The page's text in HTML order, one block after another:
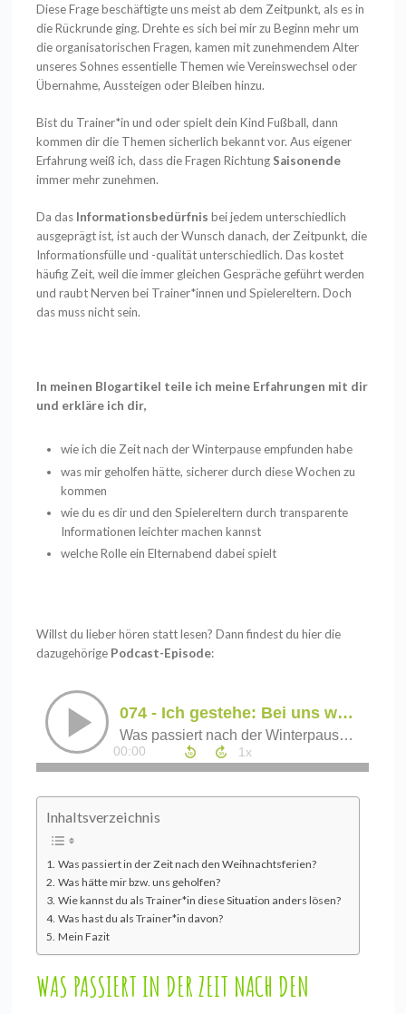
Diese Frage beschäftigte uns meist ab dem Zeitpunkt, als es in
die Rückrunde ging.Drehte es sich bei mir zu Beginn mehr um
die organisatorischen Fragen, kamen mit zunehmendem Alter
unseres Sohnes essentielle Themen wie Vereinswechsel oder
Übernahme, Aussteigen oder Bleiben hinzu.
Bist du Trainer*in und oder spielt dein Kind Fußball, dann
kommen dir die Themen sicherlich bekannt vor. Aus eigener
Erfahrung weiß ich, dass die Fragen Richtung Saisonende
immer mehr zunehmen.
Da das Informationsbedürfnis bei jedem unterschiedlich
ausgeprägt ist, ist auch der Wunsch danach, der Zeitpunkt, die
Informationsfülle und -qualität unterschiedlich. Das kostet
häufig Zeit, weil die immer gleichen Gespräche geführt werden
und raubt Nerven bei Trainer*innen und Spielereltern. Doch
das muss nicht sein.
In meinen Blogartikel teile ich meine Erfahrungen mit dir
und erkläre ich dir,
wie ich die Zeit nach der Winterpause empfunden habe
was mir geholfen hätte, sicherer durch diese Wochen zu
kommen
wie du es dir und den Spielereltern durch transparente
Informationen leichter machen kannst
welche Rolle ein Elternabend dabei spielt
Willst du lieber hören statt lesen? Dann findest du hier die
dazugehörige Podcast-Episode:
Inhaltsverzeichnis
Was passiert in der Zeit nach den Weihnachtsferien?
Was hätte mir bzw. uns geholfen?
Wie kannst du als Trainer*in diese Situation anders lösen?
Was hast du als Trainer*in davon?
Mein Fazit
WAS PASSIERT IN DER ZEIT NACH DEN